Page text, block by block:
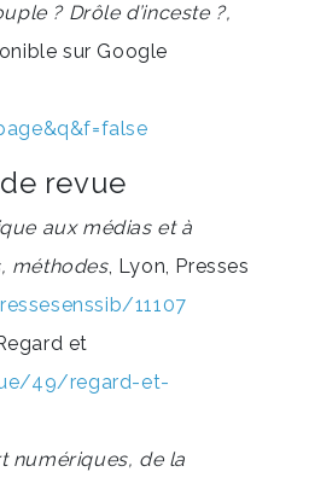
? Drôle d’inceste ?,
sur Google
revue
aux médias età
méthodes, Lyon, Presses
11107
et
49/regard-et-
numériques, de la